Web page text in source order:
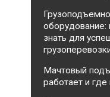
оборудование:
знать для
Мачтовый
работает и